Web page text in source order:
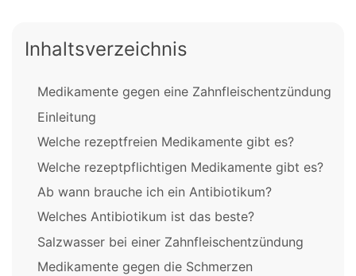
Inhaltsverzeichnis
Medikamente gegen eine Zahnfleischentzündung
Einleitung
Welche rezeptfreien Medikamente gibt es?
Welche rezeptpflichtigen Medikamente gibt es?
Ab wann brauche ich ein Antibiotikum?
Welches Antibiotikum ist das beste?
Salzwasser bei einer Zahnfleischentzündung
Medikamente gegen die Schmerzen